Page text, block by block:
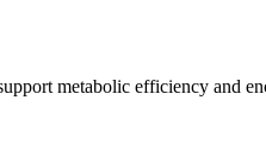
metabolic efficiency and